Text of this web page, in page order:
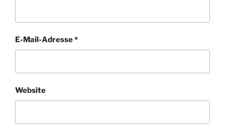
E-Mail-Adresse*
Website